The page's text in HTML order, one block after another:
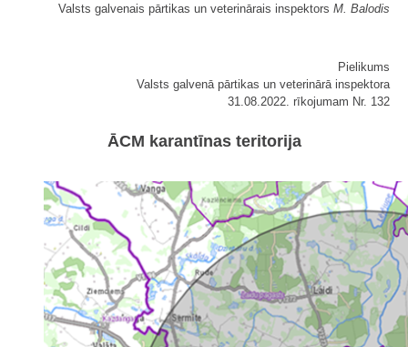
Valsts galvenais pārtikas un veterinārais inspektors M. Balodis
Pielikums
Valsts galvenā pārtikas un veterinārā inspektora
31.08.2022. rīkojumam Nr. 132
ĀCM karantīnas teritorija